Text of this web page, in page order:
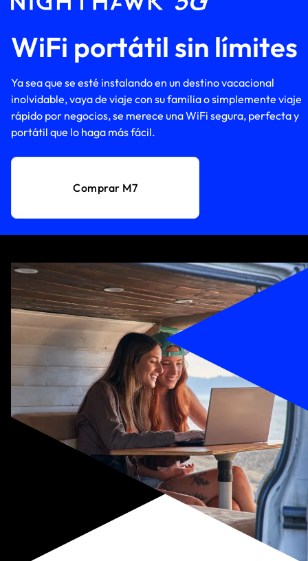
WiFi portátil sin límites
Ya sea que se esté instalando en un destino vacacional
inolvidable, vaya de viaje con su familia o simplemente viaje
rápido por negocios, se merece una WiFi segura, perfecta y
portátil que lo haga más fácil.
Comprar M7